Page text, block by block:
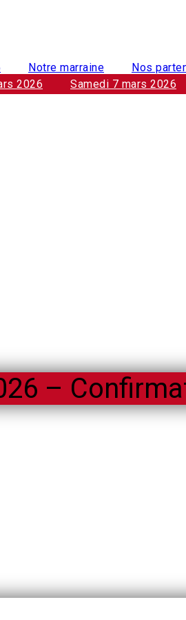
2026
Samedi 7 mars 2026
Notre marraine Nos
–